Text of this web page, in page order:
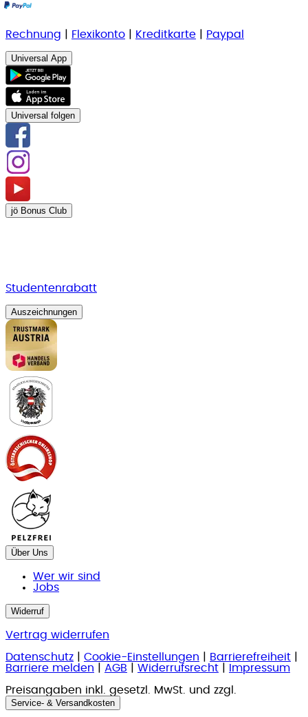
Rechnung Flexikonto Kreditkarte Paypal
Universal App
Universal folgen
jö Bonus Club
Studentenrabatt
Auszeichnungen
Über Uns
Wer wir sind
Jobs
Widerruf
Vertrag widerrufen
Datenschutz
Cookie-Einstellungen Barrierefreiheit
Barriere melden
AGB Widerrufsrecht
Impressum
Preisangaben inkl. gesetzl. MwSt. und zzgl.
Service- & Versandkosten